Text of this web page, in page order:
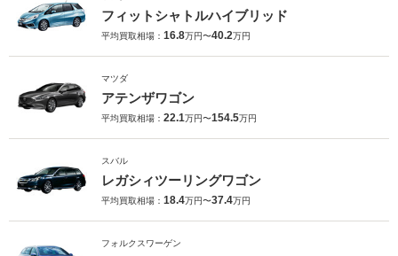
フィットシャトルハイブリッド
平均買取相場： 16.8万円〜40.2万円
マツダ
アテンザワゴン
平均買取相場： 22.1万円〜154.5万円
スバル
レガシィツーリングワゴン
平均買取相場： 18.4万円〜37.4万円
フォルクスワーゲン